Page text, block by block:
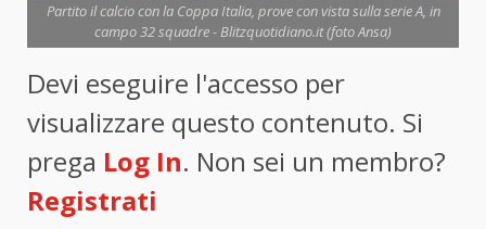
Partito il calcio con la Coppa Italia, prove con vista sulla serie A, in
campo 32 squadre - Blitzquotidiano.it (foto Ansa)
Devi eseguire l'accesso per
visualizzare questo contenuto. Si
prega Log In. Non sei un membro?
Registrati